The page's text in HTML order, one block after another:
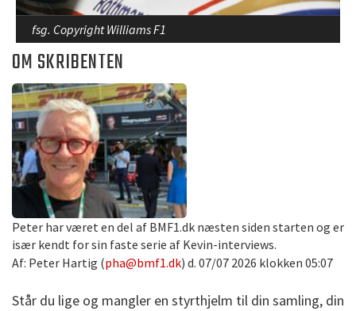
fsg. Copyright Williams F1
OM SKRIBENTEN
Peter har været en del af BMF1.dk næsten siden starten og er
især kendt for sin faste serie af Kevin-interviews.
Af: Peter Hartig (pha@bmf1.dk) d. 07/07 2026 klokken 05:07
Står du lige og mangler en styrthjelm til din samling, din